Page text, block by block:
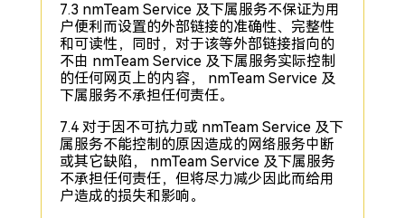
7.3 nmTeam Service 及下属服务不保证为用
户便利而设置的外部链接的准确性、完整性
和可读性，同时，对于该等外部链接指向的
不由 nmTeam Service 及下属服务实际控制
的任何网页上的内容， nmTeam Service 及
下属服务不承担任何责任。
7.4 对于因不可抗力或 nmTeam Service 及下
属服务不能控制的原因造成的网络服务中断
或其它缺陷， nmTeam Service 及下属服务
不承担任何责任，但将尽力减少因此而给用
户造成的损失和影响。